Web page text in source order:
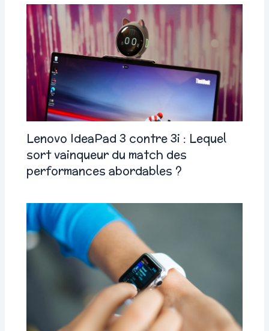
Lenovo IdeaPad 3 contre 3i : Lequel
sort vainqueur du match des
performances abordables ?